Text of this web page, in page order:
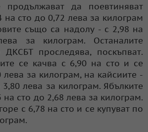
продължават да поевтиняват
сто до 0,72 лева за килограм
също са надолу - с 2,98 на
за килограм. Останалите
ДКСБТ проследява, поскъпват.
се качва с 6,90 на сто и се
лева за килограм, на кайсиите -
лева за килограм. Ябълките
на сто до 2,68 лева за килограм.
с 6,78 на сто и се купуват по